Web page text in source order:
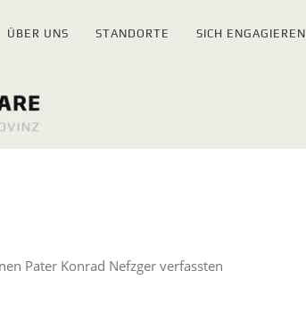
ÜBER UNS STANDORTE SICH ENGAGIEREN
Pater Konrad Nefzger verfassten